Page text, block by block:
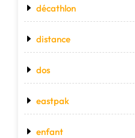
décathlon
distance
dos
eastpak
enfant